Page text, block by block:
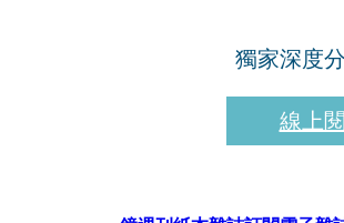
獨家深度
線上